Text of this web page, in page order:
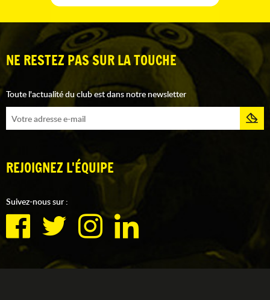
NE RESTEZ PAS SUR LA TOUCHE
Toute l'actualité du club est dans notre newsletter
REJOIGNEZ L'ÉQUIPE
Suivez-nous sur :